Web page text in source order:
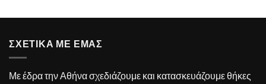
ΣΧΕΤΙΚΑ ΜΕ ΕΜΑΣ
Με έδρα την Αθήνα σχεδιάζουμε και κατασκευάζουμε θήκες